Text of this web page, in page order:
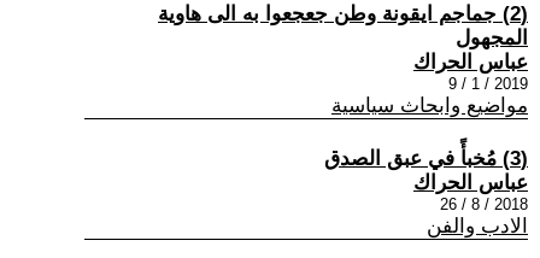
(2) جماجم ايقونة وطن جعجعوا به الى هاوية
المجهول
عباس الحراك
2019 / 1 / 9
مواضيع وابحاث سياسية
(3) مُخبأً في عبق الصدق
عباس الحراك
2018 / 8 / 26
الادب والفن